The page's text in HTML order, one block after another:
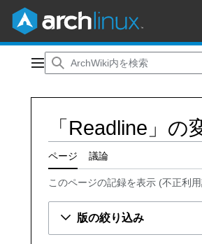
メインメニュー
「Readline」の
ページ 議論
このページの記録を表示 (不正利
版の絞り込み